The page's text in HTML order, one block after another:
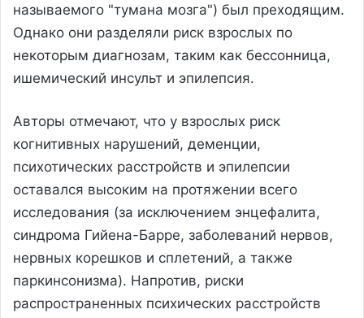
называемого "тумана мозга") был преходящим.
Однако они разделяли риск взрослых по
некоторым диагнозам, таким как бессонница,
ишемический инсульт и эпилепсия.
Авторы отмечают, что у взрослых риск
когнитивных нарушений, деменции,
психотических расстройств и эпилепсии
оставался высоким на протяжении всего
исследования (за исключением энцефалита,
синдрома Гийена-Барре, заболеваний нервов,
нервных корешков и сплетений, а также
паркинсонизма). Напротив, риски
распространенных психических расстройств